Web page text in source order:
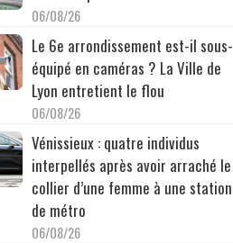
06/08/26
Le 6e arrondissement est-il sous-
équipé en caméras ? La Ville de
Lyon entretient le flou
06/08/26
Vénissieux : quatre individus
interpellés après avoir arraché le
collier d’une femme à une station
de métro
06/08/26